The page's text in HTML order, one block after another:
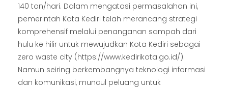
140 ton/hari. Dalam mengatasi permasalahan ini,
pemerintah Kota Kediri telah merancang strategi
komprehensif melalui penanganan sampah dari
hulu ke hilir untuk mewujudkan Kota Kediri sebagai
zero waste city (https://www.kedirikota.go.id/).
Namun seiring berkembangnya teknologi informasi
dan komunikasi, muncul peluang untuk